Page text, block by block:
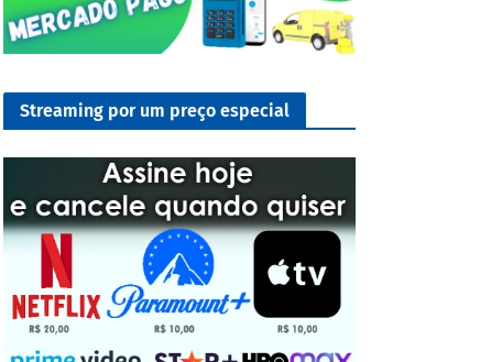
Streaming por um preço especial